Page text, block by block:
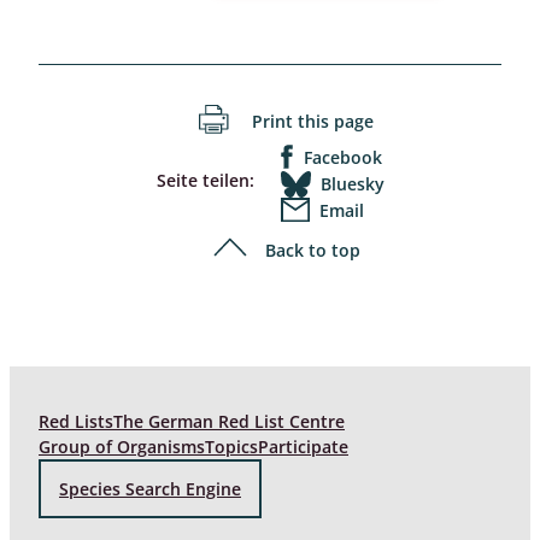
Print this page
Seite teilen:
Facebook
Bluesky
Email
Back to top
Red ListsThe German Red List Centre
Group of OrganismsTopicsParticipate
Species Search Engine